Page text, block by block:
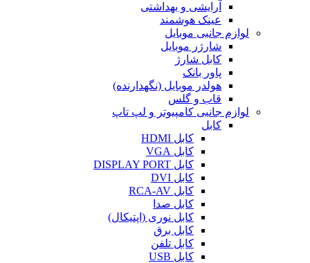
آرایشی و بهداشتی
عینک هوشمند
لوازم جانبی موبایل
شارژر موبایل
کابل شارژ
پاور بانک
هولدر موبایل (نگهدارنده)
قاب و گلس
لوازم جانبی کامپیوتر و لپ تاپ
کابل
کابل HDMI
کابل VGA
کابل DISPLAY PORT
کابل DVI
کابل RCA-AV
کابل صدا
کابل نوری (اپتیکال)
کابل برق
کابل تلفن
کابل USB